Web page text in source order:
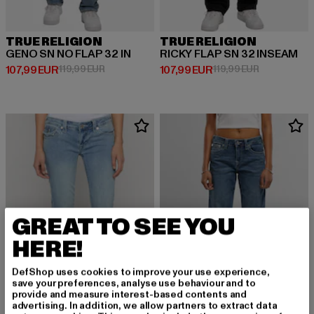
TRUE RELIGION
GENO SN NO FLAP 32 IN
107,99 EUR
Derzeitiger Preis: 107,99 EUR
119,99 EURAktionspreis: 119,99 EUR
TRUE RELIGION
RICKY FLAP SN 32 INSEAM
107,99 EUR
Derzeitiger Preis: 107,99 EUR
119,99 EURAktionspreis:
GREAT TO SEE YOU
HERE!
DefShop uses cookies to improve your use experience,
save your preferences, analyse use behaviour and to
provide and measure interest-based contents and
advertising. In addition, we allow partners to extract data